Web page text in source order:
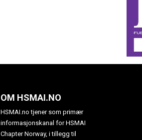
OM HSMAI.NO
HSMAI.no tjener som primær
informasjonskanal for HSMAI
Chapter Norway, i tillegg til